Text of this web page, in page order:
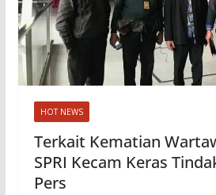
HOT NEWS
Terkait Kematian
SPRI Kecam Keras
Pers